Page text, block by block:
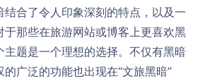
结合了令人印象深刻的特点，以及一
于那些在旅游网站或博客上更喜欢黑
主题是一个理想的选择。不仅有黑暗
广泛的功能也出现在“文旅黑暗”